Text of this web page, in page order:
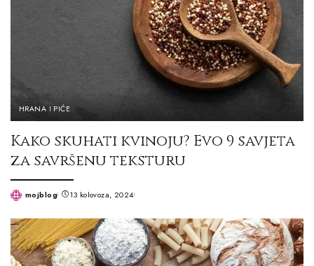
HRANA I PIĆE
Kako skuhati kvinoju? Evo 9 savjeta
za savršenu teksturu
Postedmojblog 13 kolovoza, 2024